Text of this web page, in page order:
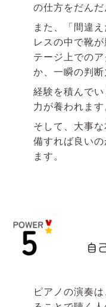
の仕方をだんだ
また、「間違
レスの中で靴
テージ上での
か、一瞬の判断
経験を積んで
力が養われます
そして、大事
備すれば良い
ます。
ピアノの演奏